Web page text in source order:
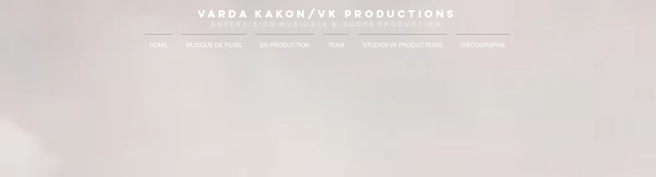
VARDA KAKON/VK PRODUCTIONS
S U P E R V I S I O N M U S I C A L E & S C O R E P R O D U C T I O N
HOME MUSIQUE DE FILMS EN PRODUCTION TEAM STUDIOS VK PRODUCTIONS DISCOGRAPHIE